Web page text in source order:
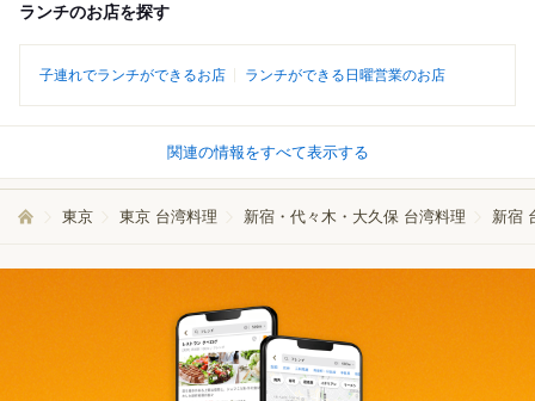
ランチのお店を探す
子連れでランチができるお店 ランチができる日曜営業のお店
関連の情報をすべて表示する
東京 東京 台湾料理 新宿・代々木・大久保 台湾料理 新宿